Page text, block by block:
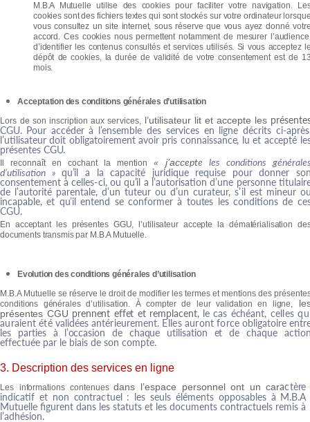
M.B.A Mutuelle utilise des cookies pour faciliter votre navigation.
cookies sont des fichiers textes qui sont stockés sur votre ordinateur
vous consultez un site internet, sous réserve que vous ayez donné
accord. Ces cookies nous permettent notamment de mesurer
d’identifier les contenus consultés et services utilisés. Si vous acceptez
dépôt de cookies, la durée de validité de votre consentement est de
mois.
Acceptation des conditions générales d’utilisation
Lors de son inscription aux services, l’utilisateur lit et accepte les présent
CGU. Pour accéder à l’ensemble des services en ligne décrits ci-après
l’utilisateur doit obligatoirementavoir pris connaissance, lu et accepté
présentes CGU.
Ilreconnaît encochant la mention« j’accepte les conditions
d’utilisation »qu’il a la capacité juridique requise pour donner
consentement àcelles-ci, ou qu’il al’autorisationd’une personne titulair
de l’autorité parentale, d’un tuteur ou d’un curateur,s’ilest mineur
incapable, et qu’il entend seconformer à toutes lesconditions de c
CGU.
En acceptant les présentes GGU, l’utilisateur accepte la dématérialisation
documents transmis par M.B.A Mutuelle.
Evolution des conditions générales d’utilisation
M.B.A Mutuelle se réserve le droit de modifier les termes et mentions des
conditions générales d’utilisation. Àcompter de leur validation en ligne, le
présentes CGU prennent effet et remplacent, lecas échéant, cellesqu
auraientété validéesantérieurement. Elles aurontforceobligatoireentr
les parties à l’occasion de chaque utilisation etdechaque ac
effectuée par le biais de soncompte.
3. Description des services en ligne
Les informationscontenuesdans l’espace personnel ont un caractère
indicatif et non contractuel : les seuls éléments opposables à M.B.A
Mutuelle figurent dans les statuts et les documentscontractuels remis à
l’adhésion.